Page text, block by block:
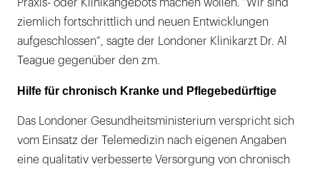
Praxis- oder Klinikangebots machen wollen. "Wir sind
ziemlich fortschrittlich und neuen Entwicklungen
aufgeschlossen“, sagte der Londoner Klinikarzt Dr. Al
Teague gegenüber den zm.
Hilfe für chronisch Kranke und Pflegebedürftige
Das Londoner Gesundheitsministerium verspricht sich
vom Einsatz der Telemedizin nach eigenen Angaben
eine qualitativ verbesserte Versorgung von chronisch